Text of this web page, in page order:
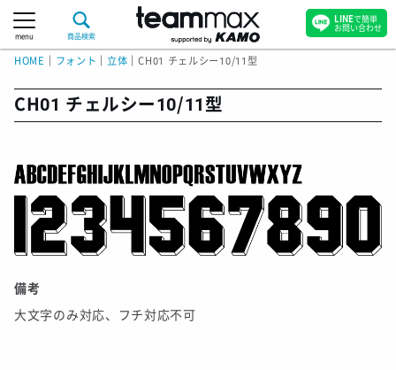
menu 商品検索
HOME フォント ｜立体 ｜CH01 チェルシー10/11型
CH01 チェルシー10/11型
備考
大文字のみ対応、フチ対応不可
LINEで簡単
お問い合わせ